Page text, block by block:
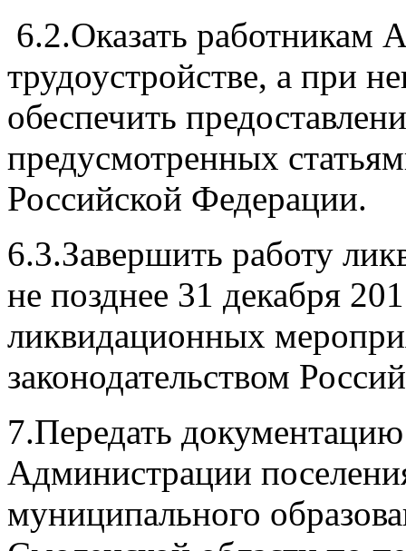
6.2.Оказать работникам
трудоустройстве, а при
обеспечить
предусмотренных
Российской Федерации.
6.3.Завершить работу
не позднее 31 декабря
ликвидационных
законодательством
7.Передать
Администрации
муниципального